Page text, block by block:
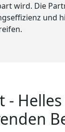
wird. Die
und
-